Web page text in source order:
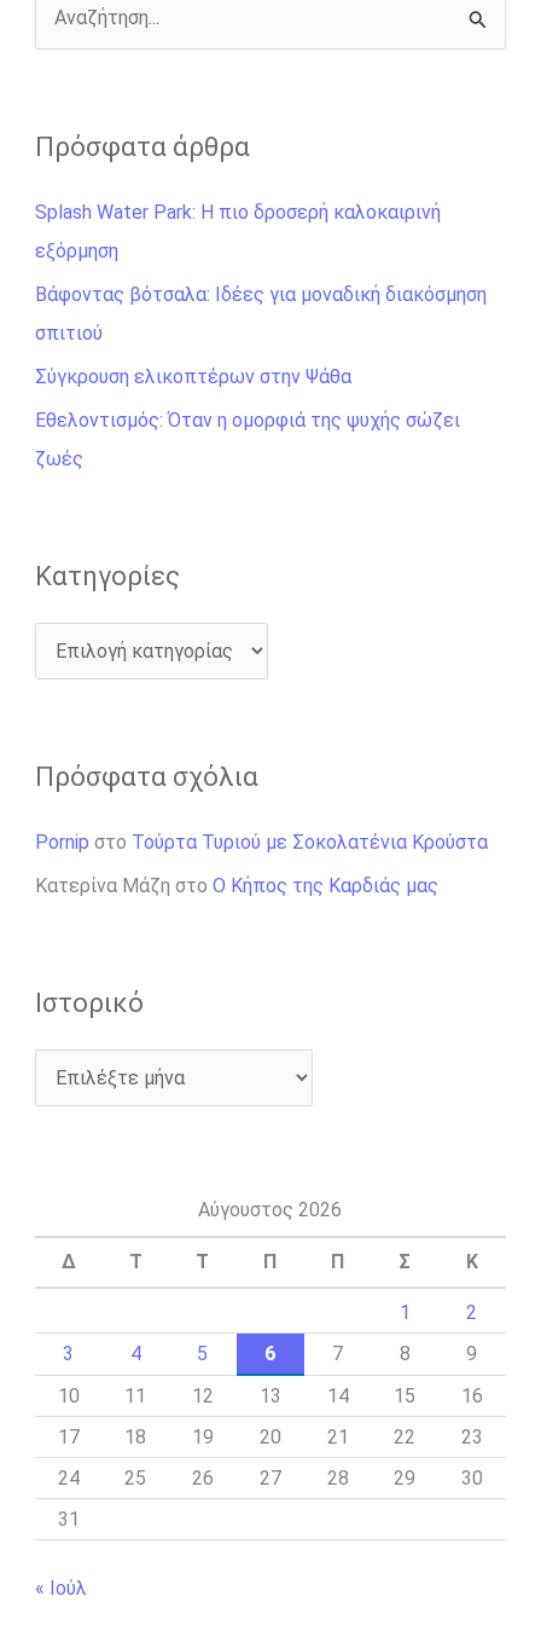
r
ζ
τ
η
σ
η
γ
ι
α
Πρόσφατα άρθρα
Splash Water Park: Η πιο δροσερή καλοκαιρινή
εξόρμηση
Βάφοντας βότσαλα: Ιδέες για μοναδική διακόσμηση
σπιτιού
Σύγκρουση ελικοπτέρων στην Ψάθα
Εθελοντισμός: Όταν η ομορφιά της ψυχής σώζει
ζωές
Kατηγορίες
Πρόσφατα σχόλια
Pornip στο Τούρτα Τυριού με Σοκολατένια Κρούστα
Κατερίνα Μάζη στο Ο Κήπος της Καρδιάς μας
Ιστορικό
Αύγουστος 2026
Δ Τ Τ Π Π Σ Κ
1
2
3
4 5 6 7 8
9
10
11 12 13 14 15
16
17
18 19 20 21 22
23
24
25 26 27 28 29
30
31
« Ιούλ